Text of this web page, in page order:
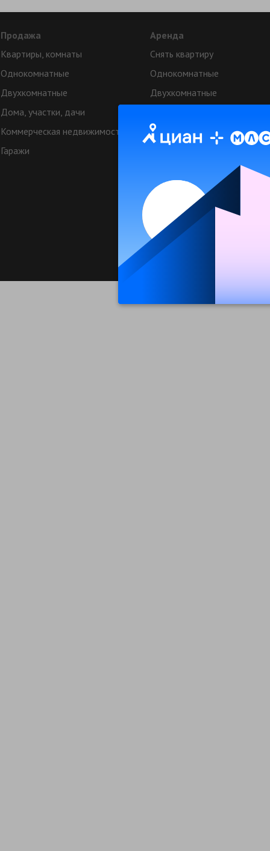
Продажа
Аренда
Квартиры, комнаты
Однокомнатные
Двухкомнатные
Дома, участки, дачи
Коммерческая недвижимость
Гаражи
Снять квартиру
Однокомнатные
Двухкомнатные
Квартиры посуточно
Коммерческая
© МЛСН.ру -